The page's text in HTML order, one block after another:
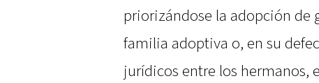
priorizándose la adopción de
familia adoptiva o, en su
jurídicos entre los hermanos,